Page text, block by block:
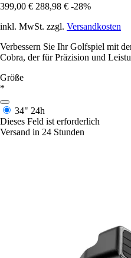
399,00 € 288,98 € -28%
inkl. MwSt. zzgl. Versandkosten
Verbessern Sie Ihr Golfspiel mit
Cobra, der für Präzision und
Größe
*
34" 24h
Dieses Feld ist erforderlich
Versand in 24 Stunden